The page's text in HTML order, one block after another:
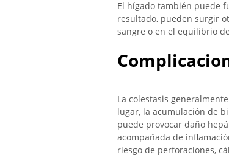
El hígado también puede
resultado, pueden surgir
sangre o en el equilibrio
La colestasis
lugar, la acumulación de
puede provocar daño
acompañada de
riesgo de perforaciones,